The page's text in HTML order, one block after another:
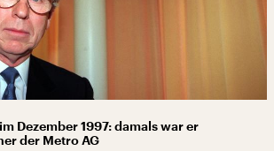
Dezember 1997: damals war er
der Metro AG